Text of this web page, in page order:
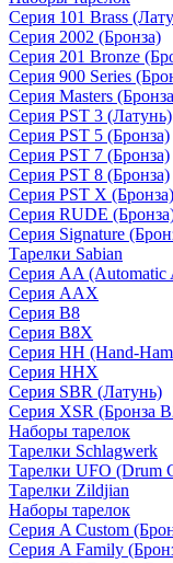
Серия 101 Brass
Серия 2002 (Бронза)
Серия 201 Bronze
Серия 900 Series
Серия Masters
Серия PST 3 (Латунь)
Серия PST 5 (Бронза)
Серия PST 7 (Бронза)
Серия PST 8 (Бронза)
Серия PST X (Бронза)
Серия RUDE
Серия Signature
Тарелки Sabian
Серия AA (Automatic
Серия AAX
Серия B8
Серия B8X
Серия HH (Hand-
Серия HHX
Серия SBR (Латунь)
Серия XSR (Бронза
Наборы тарелок
Тарелки Schlagwerk
Тарелки UFO (Drum
Тарелки Zildjian
Наборы тарелок
Серия A Custom
Серия A Family